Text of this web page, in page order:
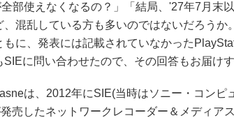
全部使えなくなるの？」「結局、'27年7月末
、混乱している方も多いのではないだろうか
もに、発表には記載されていなかった
SIEに問い合わせたので、その回答もお届けす
は、2012年にSIE(当時はソニー・コンピ
発売したネットワークレコーダー＆メディア